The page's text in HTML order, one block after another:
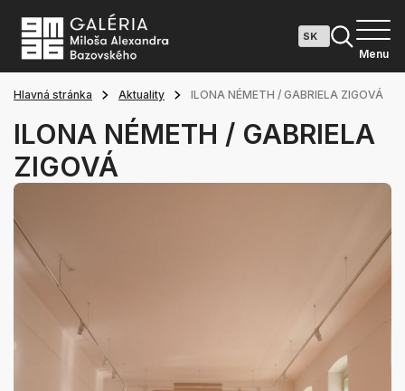
Menu
Hlavná stránka Aktuality ILONA NÉMETH / GABRIELA ZIGOVÁ
ILONA NÉMETH / GABRIELA
ZIGOVÁ